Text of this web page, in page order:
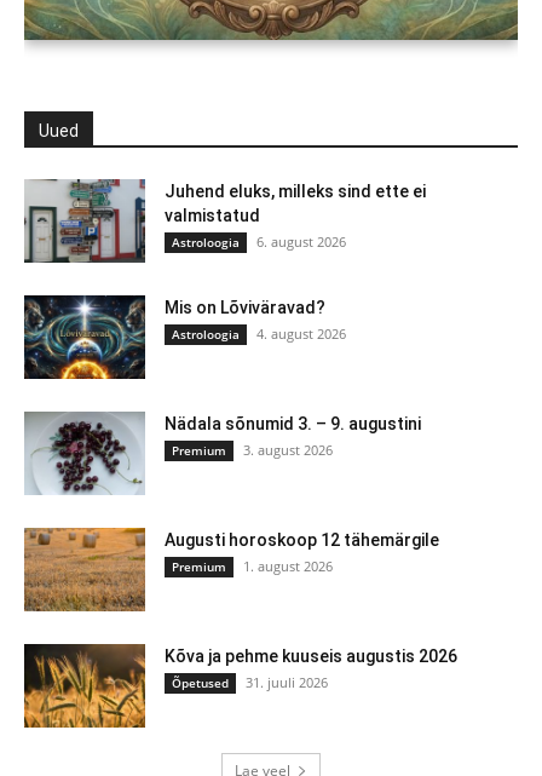
Uued
Juhend eluks, milleks sind ette ei
valmistatud
Astroloogia 6. august 2026
Mis on Lõviväravad?
Astroloogia 4. august 2026
Nädala sõnumid 3. – 9. augustini
Premium 3. august 2026
Augusti horoskoop 12 tähemärgile
Premium 1. august 2026
Kõva ja pehme kuuseis augustis 2026
Õpetused 31. juuli 2026
Lae veel